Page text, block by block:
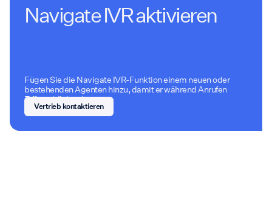
Navigate IVR aktivieren
Fügen Sie die Navigate IVR-Funktion einem neuen oder
bestehenden Agenten hinzu, damit er während Anrufen
Ziffern drücken kann.
Vertrieb kontaktieren